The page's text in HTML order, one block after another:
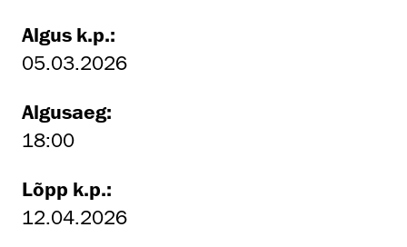
Algus k.p.:
05.03.2026
Algusaeg:
18:00
Lõpp k.p.:
12.04.2026